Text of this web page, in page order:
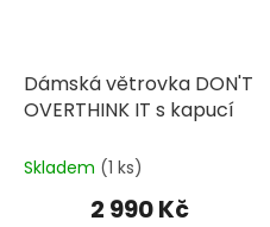
Dámská větrovka DON'T
OVERTHINK IT s kapucí
Skladem (1 ks)
2 990 Kč